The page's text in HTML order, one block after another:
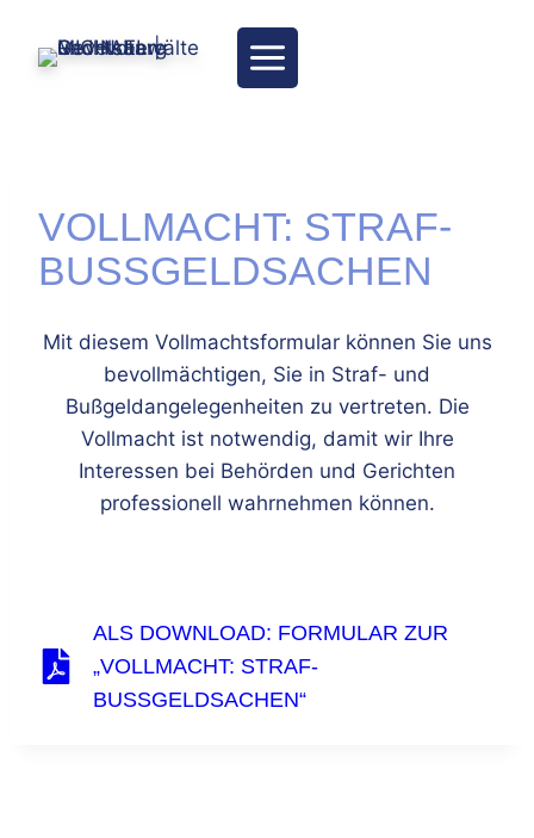
Inhalt
VOLLMACHT: STRAF-
BUSSGELDSACHEN
Mit diesem Vollmachtsformular können Sie uns
bevollmächtigen, Sie in Straf- und
Bußgeldangelegenheiten zu vertreten. Die
Vollmacht ist notwendig, damit wir Ihre
Interessen bei Behörden und Gerichten
professionell wahrnehmen können.
ALS DOWNLOAD: FORMULAR ZUR
„VOLLMACHT: STRAF-
BUSSGELDSACHEN“